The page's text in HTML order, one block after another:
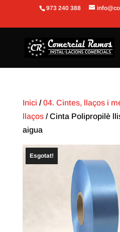
Obre la barra d'eines
973 240 388
Inici /04. Cintes, llaços i
llaços/ Cinta Polipropilè
aigua
Esgotat!